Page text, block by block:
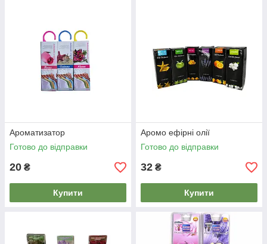
Ароматизатор
Готово до відправки
20 ₴
Купити
Аромо ефірні олії
Готово до відправки
32 ₴
Купити